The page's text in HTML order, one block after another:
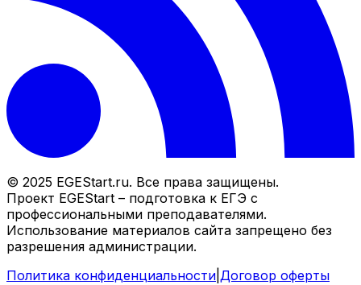
© 2025 EGEStart.ru. Все права защищены.
Проект EGEStart – подготовка к ЕГЭ с
профессиональными преподавателями.
Использование материалов сайта запрещено без
разрешения администрации.
Политика конфиденциальности Договор оферты